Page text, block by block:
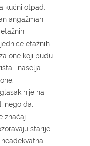
kućni otpad.
angažman
etažnih
one koji budu
i naselja
nije na
nego da,
značaj
starije